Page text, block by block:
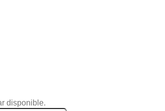
disponible.